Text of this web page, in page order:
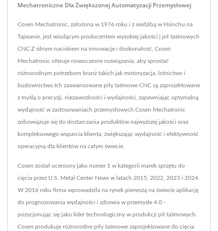
Mechatroniczne Dla Zwiększonej Automatyzacji Przemysłowej
Cosen Mechatronic, założona w 1976 roku i z siedzibą w Hsinchu na
Tajwanie, jest wiodącym producentem wysokiej jakości | pił taśmowych
CNC.Z silnym naciskiem na innowacje i doskonałość, Cosen
Mechatronic oferuje nowoczesne rozwiązania, aby sprostać
różnorodnym potrzebom branż takich jak motoryzacja, lotnictwo i
budownictwo.Ich zaawansowane piły taśmowe CNC są zaprojektowane
z myślą o precyzji, niezawodności i wydajności, zapewniając optymalną
wydajność w zastosowaniach przemysłowych.Cosen Mechatronic
zobowiązuje się do dostarczania produktów najwyższej jakości oraz
kompleksowego wsparcia klienta, zwiększając wydajność i efektywność
operacyjną dla klientów na całym świecie.
Cosen został oceniony jako numer 1 w kategorii marek sprzętu do
cięcia przez U.S. Metal Center News w latach 2015, 2022, 2023 i 2024.
W 2016 roku firma wprowadziła na rynek pierwszą na świecie aplikację
do prognozowania wydajności i zdrowia w przemyśle 4.0 -
pozycjonując się jako lider technologiczny w produkcji pił taśmowych.
Cosen produkuje różnorodne piły taśmowe zaprojektowane do cięcia